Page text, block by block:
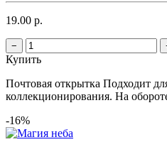
19.00 р.
−
Купить
Почтовая открытка Подходит
коллекционирования. На
-16%